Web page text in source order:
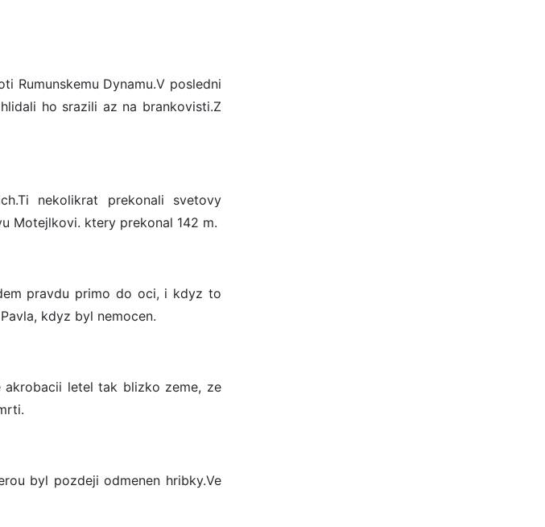
Rumunskemu Dynamu.V posledni
ho srazili az na brankovisti.Z
nekolikrat prekonali svetovy
Motejlkovi. ktery prekonal 142 m.
pravdu primo do oci, i kdyz to
kdyz byl nemocen.
letel tak blizko zeme, ze
byl pozdeji odmenen hribky.Ve